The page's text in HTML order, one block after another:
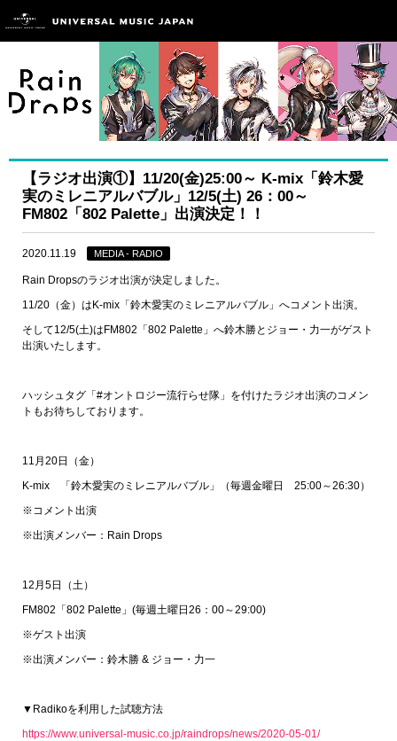
【ラジオ出演①】11/20(金)25:00～ K-mix「鈴木愛
実のミレニアルバブル」12/5(土) 26：00～
FM802「802 Palette」出演決定！！
2020.11.19 MEDIA - RADIO
Rain Dropsのラジオ出演が決定しました。
11/20（金）はK-mix「鈴木愛実のミレニアルバブル」へコメント出演。
そして12/5(土)はFM802「802 Palette」へ鈴木勝とジョー・力一がゲスト
出演いたします。
ハッシュタグ「#オントロジー流行らせ隊」を付けたラジオ出演のコメン
トもお待ちしております。
11月20日（金）
K-mix 「鈴木愛実のミレニアルバブル」（毎週金曜日 25:00～26:30）
※コメント出演
※出演メンバー：Rain Drops
12月5日（土）
FM802「802 Palette」(毎週土曜日26：00～29:00)
※ゲスト出演
※出演メンバー：鈴木勝 & ジョー・力一
▼Radikoを利用した試聴方法
https://www.universal-music.co.jp/raindrops/news/2020-05-01/